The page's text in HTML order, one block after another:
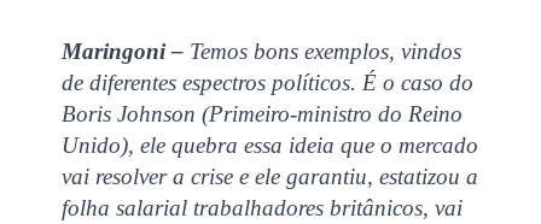
Maringoni – Temos bons exemplos, vindos
de diferentes espectros políticos. É o caso do
Boris Johnson (Primeiro-ministro do Reino
Unido), ele quebra essa ideia que o mercado
vai resolver a crise e ele garantiu, estatizou a
folha salarial trabalhadores britânicos, vai